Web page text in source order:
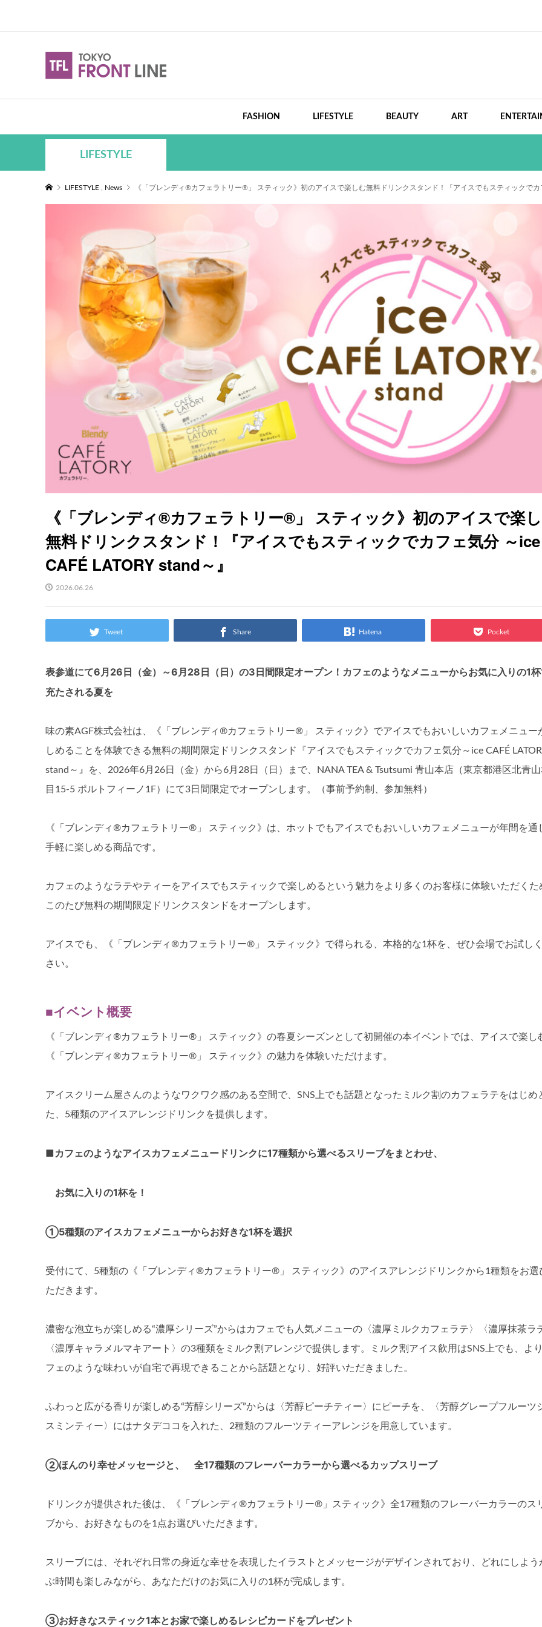
FASHION LIFESTYLE BEAUTY ART
LIFESTYLE
LIFESTYLE News 《「ブレンディ®カフェラトリー®」 スティック》初のアイスで楽しむ無料ドリンクスタンド！『アイスでもスティックでカ
《「ブレンディ®カフェラトリー®」 スティック》初のアイスで楽
無料ドリンクスタンド！『アイスでもスティックでカフェ気分 ～ice
CAFÉ LATORY stand～』
2026.06.26
Tweet Share Hatena Pocket
表参道にて6月26日（金）～6月28日（日）の3日間限定オープン！カフェのようなメニューからお気に入りの1
充たされる夏を
味の素AGF株式会社は、《「ブレンディ®カフェラトリー®」 スティック》でアイスでもおいしいカフェメニュー
しめることを体験できる無料の期間限定ドリンクスタンド『アイスでもスティックでカフェ気分～ice CAFÉ
stand～』を、2026年6月26日（金）から6月28日（日）まで、NANA TEA & Tsutsumi 青山本店（東京都港区北青
目15-5 ポルトフィーノ1F）にて3日間限定でオープンします。（事前予約制、参加無料）
《「ブレンディ®カフェラトリー®」 スティック》は、ホットでもアイスでもおいしいカフェメニューが年間を通
手軽に楽しめる商品です。
カフェのようなラテやティーをアイスでもスティックで楽しめるという魅力をより多くのお客様に体験いただくた
このたび無料の期間限定ドリンクスタンドをオープンします。
アイスでも、《「ブレンディ®カフェラトリー®」 スティック》で得られる、本格的な1杯を、ぜひ会場でお試し
さい。
■イベント概要
《「ブレンディ®カフェラトリー®」 スティック》の春夏シーズンとして初開催の本イベントでは、アイスで楽し
《「ブレンディ®カフェラトリー®」 スティック》の魅力を体験いただけます。
アイスクリーム屋さんのようなワクワク感のある空間で、SNS上でも話題となったミルク割のカフェラテをはじめ
た、5種類のアイスアレンジドリンクを提供します。
■カフェのようなアイスカフェメニュードリンクに17種類から選べるスリーブをまとわせ、
お気に入りの1杯を！
①5種類のアイスカフェメニューからお好きな1杯を選択
受付にて、5種類の《「ブレンディ®カフェラトリー®」 スティック》のアイスアレンジドリンクから1種類をお選
ただきます。
濃密な泡立ちが楽しめる“濃厚シリーズ”からはカフェでも人気メニューの〈濃厚ミルクカフェラテ〉〈濃厚抹茶ラ
〈濃厚キャラメルマキアート〉の3種類をミルク割アレンジで提供します。ミルク割アイス飲用はSNS上でも、よ
フェのような味わいが自宅で再現できることから話題となり、好評いただきました。
ふわっと広がる香りが楽しめる“芳醇シリーズ”からは〈芳醇ピーチティー〉にピーチを、〈芳醇グレープフルーツ
スミンティー〉にはナタデココを入れた、2種類のフルーツティーアレンジを用意しています。
②ほんのり幸せメッセージと、 全17種類のフレーバーカラーから選べるカップスリーブ
ドリンクが提供された後は、《「ブレンディ®カフェラトリー®」スティック》全17種類のフレーバーカラーのス
ブから、お好きなものを1点お選びいただきます。
スリーブには、それぞれ日常の身近な幸せを表現したイラストとメッセージがデザインされており、どれにしよう
ぶ時間も楽しみながら、あなただけのお気に入りの1杯が完成します。
③お好きなスティック1本とお家で楽しめるレシピカードをプレゼント